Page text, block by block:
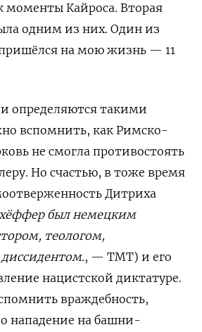
моменты Кайроса. Вторая
одним из них. Один из
на мою жизнь — 11
определяются такими
вспомнить, как Римско-
не смогла противостоять
Но счастью, в тоже время
Дитриха
был немецким
теологом,
, — ТМТ) и его
нацистской диктатуре.
враждебность,
нападение на башни-